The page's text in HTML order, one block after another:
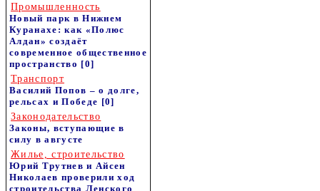
Промышленность
Новый парк в Нижнем
Куранахе: как «Полюс
Алдан» создаёт
современное общественное
пространство [0]
Транспорт
Василий Попов – о долге,
рельсах и Победе [0]
Законодательство
Законы, вступающие в
силу в августе
Жилье, строительство
Юрий Трутнев и Айсен
Николаев проверили ход
строительства Ленского